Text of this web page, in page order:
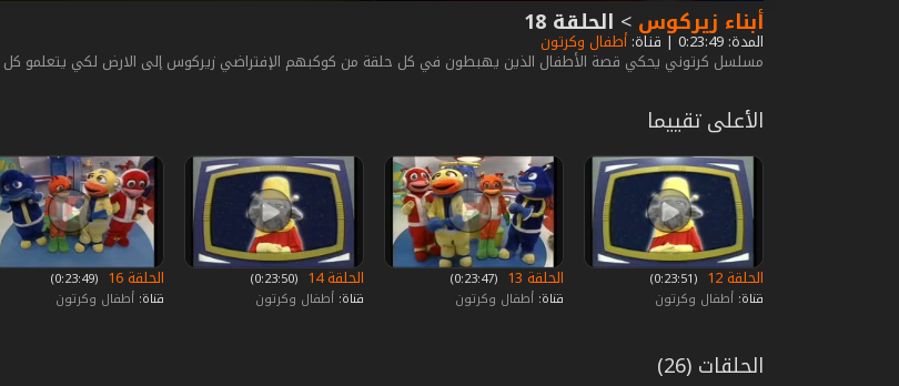
أبناء زيركوس > الحلقة 18
المدة: 0:23:49 | قناة: أطفال وكرتون
مسلسل كرتوني يحكي قصة الأطفال الذين يهبطون في كل حلقة من كوكبهم الإفتراضي زيركوس إلى الارض لكي يتعلمو
الأعلى تقييما
الحلقة 12
‏ (0:23:51)
قناة: أطفال وكرتون
الحلقة 13
‏ (0:23:47)
قناة: أطفال وكرتون
الحلقة 14
‏ (0:23:50)
قناة: أطفال وكرتون
الحلقة 16
‏ (0:23:49)
قناة: أطفال وكرتون
الحلقات (26)